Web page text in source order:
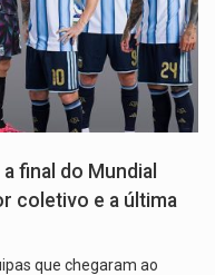
final do Mundial
coletivo e a última
que chegaram ao